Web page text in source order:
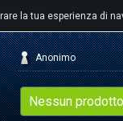
la tua esperienza di
Nessun
Anonimo